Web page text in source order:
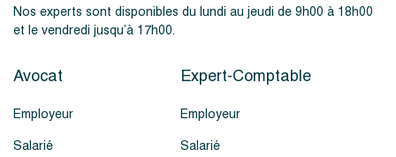
Nos experts sont disponibles du lundi au jeudi de 9h00 à 18h00
et le vendredi jusqu’à 17h00.
Avocat
Employeur
Salarié
Expert-Comptable
Employeur
Salarié